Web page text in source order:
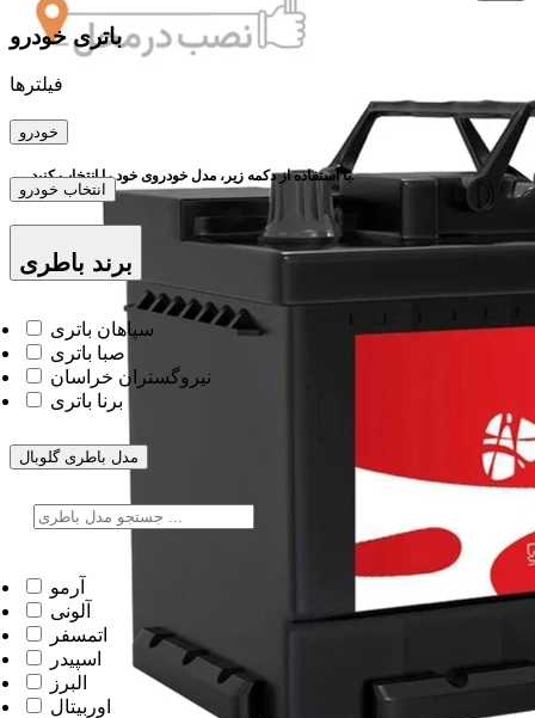
باتری خودرو
فیلترها
خودرو
با استفاده از دکمه زیر، مدل خودروی خود را انتخاب کنید.
انتخاب خودرو
برند باطری
سپاهان باتری
صبا باتری
نیروگستران خراسان
برنا باتری
مدل باطریگلوبال
آرمو
آلونی
اتمسفر
اسپیدر
البرز
اوربیتال